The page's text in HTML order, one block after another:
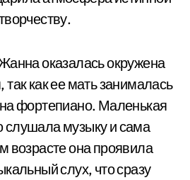
оказалась окружена
как ее мать занималась
фортепиано. Маленькая
музыку и сама
возрасте она проявила
слух, что сразу